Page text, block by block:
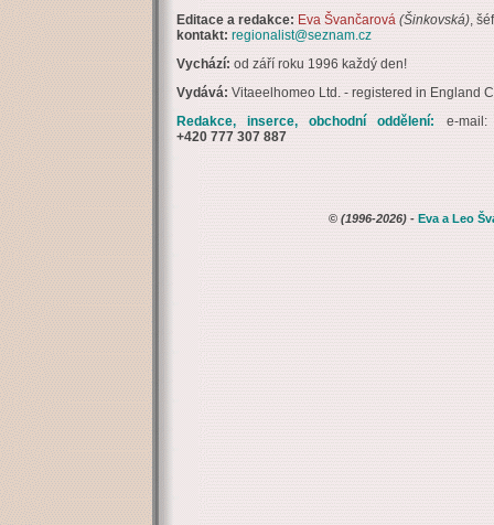
Editace a redakce: Eva Švančarová (Šinkovská) ,
kontakt: regionalist@seznam.cz
Vychází: od září roku 1996 každý den!
Vydává: Vitaeelhomeo Ltd. - registered in England
Redakce, inserce, obchodní oddělení:
e-
+420 777 307 887
©(1996-2026) -Eva a Leo